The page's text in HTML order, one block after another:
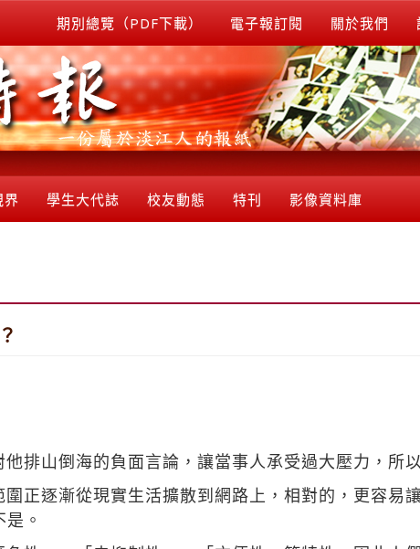
期別總覽（PDF下載） 電子報訂閱 關於我們
界 學生大代誌 校友動態 特刊 影像資料庫
排山倒海的負面言論，讓當事人承受過大壓力，所
正逐漸從現實生活擴散到網路上，相對的，更容易
。